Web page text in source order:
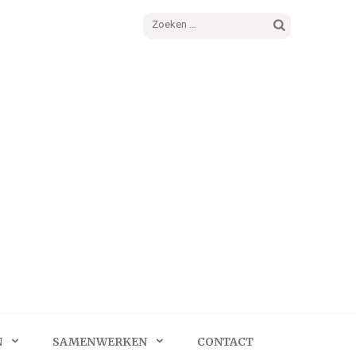
Zoeken
SAMENWERKEN CONTACT